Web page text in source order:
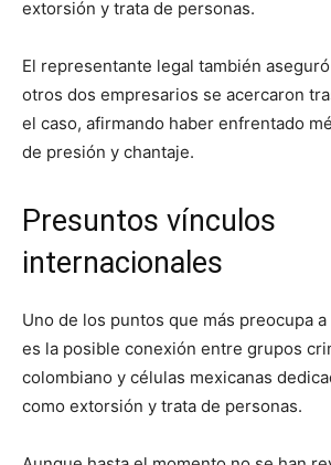
extorsión y trata de personas.
El representante legal también
otros dos empresarios se acercaron
el caso, afirmando haber enfrentado
de presión y chantaje.
Presuntos vínculos
internacionales
Uno de los puntos que más preocupa
es la posible conexión entre grupos
colombiano y células mexicanas
como extorsión y trata de personas.